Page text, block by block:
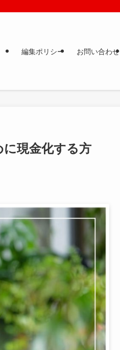
新情報を厳選してお届けします。
編集ポリシー お問い合わせ
現金化する方